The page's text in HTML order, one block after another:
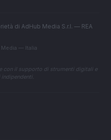
di AdHub Media S.r.l. — REA
— Italia
con il supporto di strumenti digitali e